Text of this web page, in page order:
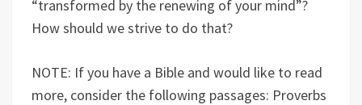
“transformed by the renewing of your mind”?
How should we strive to do that?
NOTE: If you have a Bible and would like to read
more, consider the following passages: Proverbs